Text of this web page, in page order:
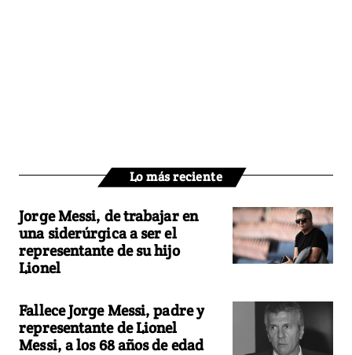
Lo más reciente
Jorge Messi, de trabajar en
una siderúrgica a ser el
representante de su hijo
Lionel
Fallece Jorge Messi, padre y
representante de Lionel
Messi, a los 68 años de edad